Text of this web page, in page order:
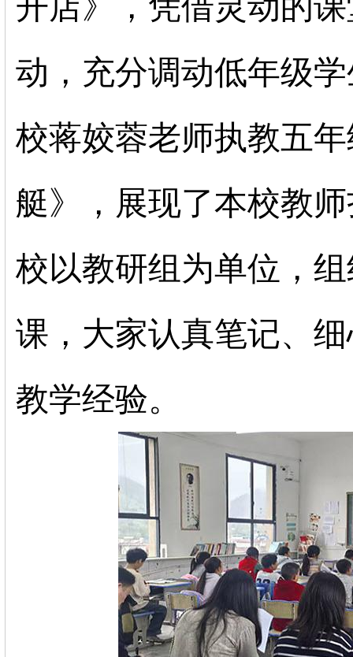
动，充分调动低年级
校蒋姣蓉老师执教五
艇》，展现了本校教
校以教研组为单位，
课，大家认真笔记、
教学经验。